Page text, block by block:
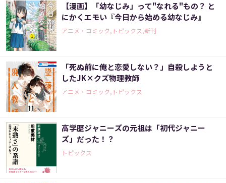
【漫画】「幼なじみ」って"なれる"もの？ と
にかくエモい『今日から始める幼なじみ』
アニメ・コミック,トピックス,新刊
「死ぬ前に俺と恋愛しない？」自殺しようと
したJK×クズ物理教師
アニメ・コミック,トピックス
高学歴ジャニーズの元祖は「初代ジャニー
ズ」だった！？
トピックス